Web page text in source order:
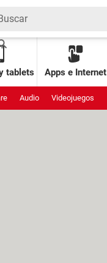
tablets Apps e Internet
Audio Videojuegos